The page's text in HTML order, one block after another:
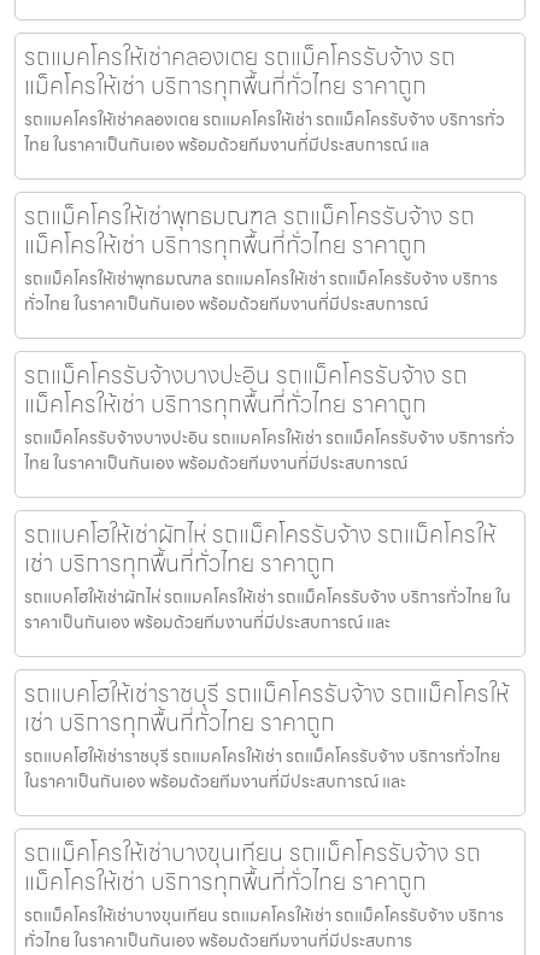
รถแมคโครให้เช่าคลองเตย รถแม็คโครรับจ้าง รถ
แม็คโครให้เช่า บริการทุกพื้นที่ทั่วไทย ราคาถูก
รถแมคโครให้เช่าคลองเตย รถแมคโครให้เช่า รถแม็คโครรับจ้าง บริการทั่ว
ไทย ในราคาเป็นกันเอง พร้อมด้วยทีมงานที่มีประสบการณ์ แล
รถแม็คโครให้เช่าพุทธมณฑล รถแม็คโครรับจ้าง รถ
แม็คโครให้เช่า บริการทุกพื้นที่ทั่วไทย ราคาถูก
รถแม็คโครให้เช่าพุทธมณฑล รถแมคโครให้เช่า รถแม็คโครรับจ้าง บริการ
ทั่วไทย ในราคาเป็นกันเอง พร้อมด้วยทีมงานที่มีประสบการณ์
รถแม็คโครรับจ้างบางปะอิน รถแม็คโครรับจ้าง รถ
แม็คโครให้เช่า บริการทุกพื้นที่ทั่วไทย ราคาถูก
รถแม็คโครรับจ้างบางปะอิน รถแมคโครให้เช่า รถแม็คโครรับจ้าง บริการทั่ว
ไทย ในราคาเป็นกันเอง พร้อมด้วยทีมงานที่มีประสบการณ์
รถแบคโฮให้เช่าผักไห่ รถแม็คโครรับจ้าง รถแม็คโครให้
เช่า บริการทุกพื้นที่ทั่วไทย ราคาถูก
รถแบคโฮให้เช่าผักไห่ รถแมคโครให้เช่า รถแม็คโครรับจ้าง บริการทั่วไทย ใน
ราคาเป็นกันเอง พร้อมด้วยทีมงานที่มีประสบการณ์ และ
รถแบคโฮให้เช่าราชบุรี รถแม็คโครรับจ้าง รถแม็คโครให้
เช่า บริการทุกพื้นที่ทั่วไทย ราคาถูก
รถแบคโฮให้เช่าราชบุรี รถแมคโครให้เช่า รถแม็คโครรับจ้าง บริการทั่วไทย
ในราคาเป็นกันเอง พร้อมด้วยทีมงานที่มีประสบการณ์ และ
รถแม็คโครให้เช่าบางขุนเทียน รถแม็คโครรับจ้าง รถ
แม็คโครให้เช่า บริการทุกพื้นที่ทั่วไทย ราคาถูก
รถแม็คโครให้เช่าบางขุนเทียน รถแมคโครให้เช่า รถแม็คโครรับจ้าง บริการ
ทั่วไทย ในราคาเป็นกันเอง พร้อมด้วยทีมงานที่มีประสบการ